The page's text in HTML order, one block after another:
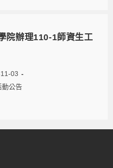
院辦理110-1師資生工
03
動公告